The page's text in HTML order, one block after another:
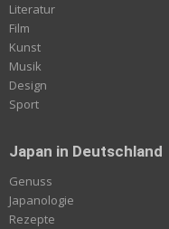
Literatur
Film
Kunst
Musik
Design
Sport
Japan in Deutschland
Genuss
Japanologie
Rezepte